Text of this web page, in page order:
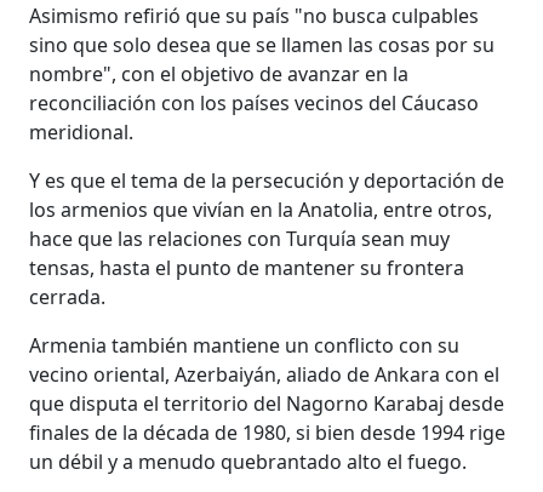
Asimismo refirió que su país "no busca culpables
sino que solo desea que se llamen las cosas por su
nombre", con el objetivo de avanzar en la
reconciliación con los países vecinos del Cáucaso
meridional.
Y es que el tema de la persecución y deportación de
los armenios que vivían en la Anatolia, entre otros,
hace que las relaciones con Turquía sean muy
tensas, hasta el punto de mantener su frontera
cerrada.
Armenia también mantiene un conflicto con su
vecino oriental, Azerbaiyán, aliado de Ankara con el
que disputa el territorio del Nagorno Karabaj desde
finales de la década de 1980, si bien desde 1994 rige
un débil y a menudo quebrantado alto el fuego.